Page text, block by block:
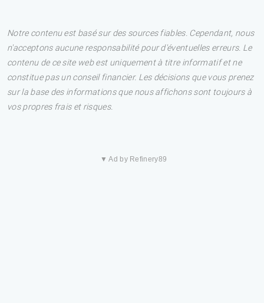
Notre contenu est basé sur des sources fiables. Cependant, nous
n'acceptons aucune responsabilité pour d'éventuelles erreurs. Le
contenu de ce site web est uniquement à titre informatif et ne
constitue pas un conseil financier. Les décisions que vous prenez
sur la base des informations que nous affichons sont toujours à
vos propres frais et risques.
▼ Ad by Refinery89